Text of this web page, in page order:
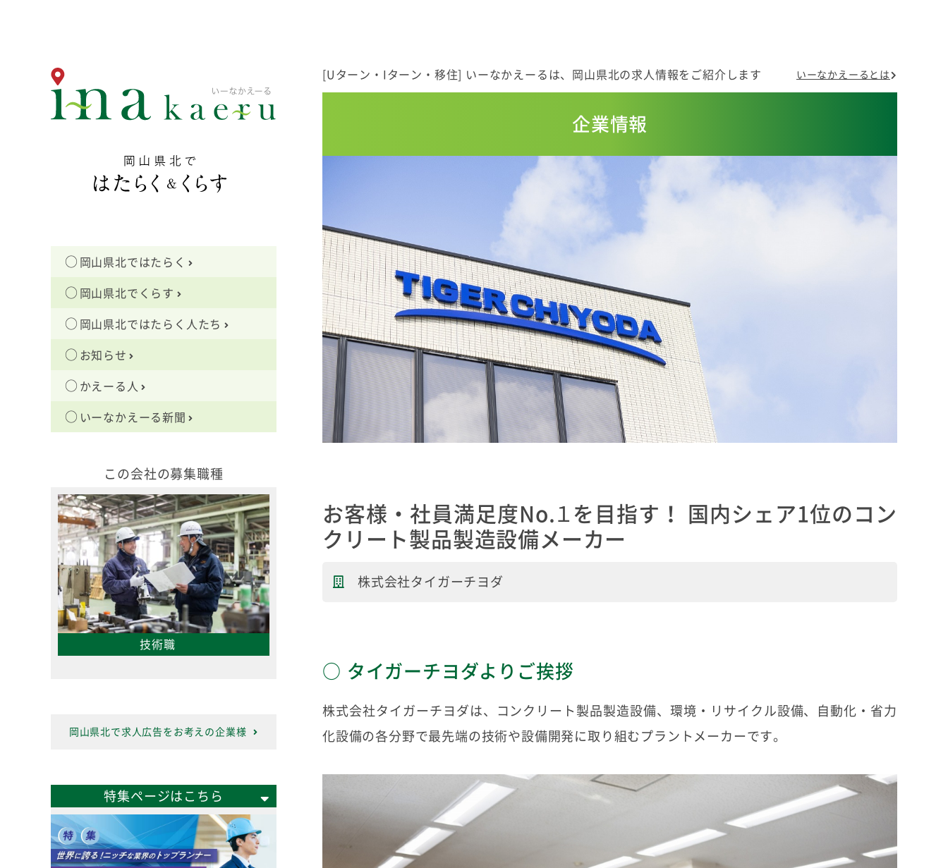
岡山県北ではたらく
岡山県北でくらす
岡山県北ではたらく人たち
お知らせ
かえーる人
いーなかえーる新聞
この会社の募集職種
技術職
岡山県北で求人広告をお考えの企業様
特集ページはこちら
[Uターン・Iターン・移住] いーなかえーるは、岡山県北の求人情報をご紹介します いーなかえーるとは
企業情報
お客様・社員満足度No.１を目指す！ 国内シェア1位のコン
クリート製品製造設備メーカー
株式会社タイガーチヨダ
タイガーチヨダよりご挨拶
株式会社タイガーチヨダは、コンクリート製品製造設備、環境・リサイクル設備、自動化・省力
化設備の各分野で最先端の技術や設備開発に取り組むプラントメーカーです。